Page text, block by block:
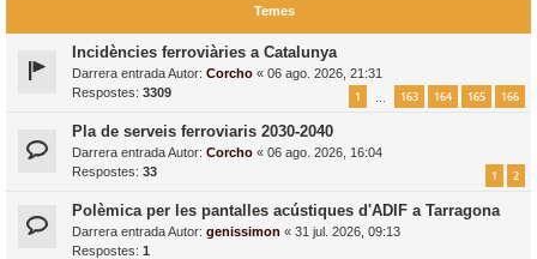
Temes
Incidències ferroviàries a Catalunya
Darrera entrada Autor: Corcho « 06 ago. 2026, 21:31
Respostes: 3309 1 163 164 165 166
Pla de serveis ferroviaris 2030-2040
Darrera entrada Autor: Corcho « 06 ago. 2026, 16:04
Respostes: 33 1 2
Polèmica per les pantalles acústiques d'ADIF a Tarragona
Darrera entrada Autor: genissimon « 31 jul. 2026, 09:13
Respostes: 1